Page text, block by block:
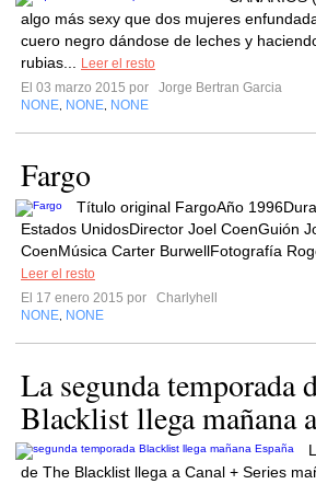
algo más sexy que dos mujeres
cuero negro dándose de leches y
rubias...
Leer el resto
El 03 marzo 2015 por
Jorge Bertran Garcia
NONE NONE NONE
Fargo
Título original FargoAño
Estados UnidosDirector Joel CoenGuión
CoenMúsica Carter BurwellFotografía
Leer el resto
El 17 enero 2015 por
Charlyhell
NONE NONE
La segunda temporada
Blacklist llega mañana
de The Blacklist llega a Canal + Series